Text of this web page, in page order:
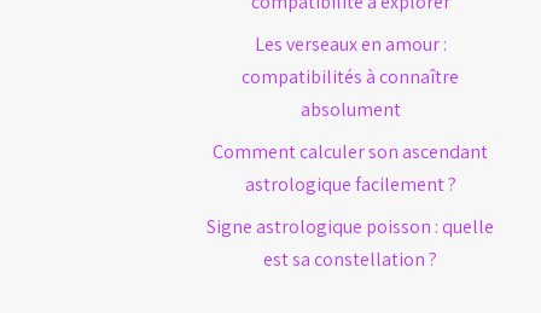
Les verseaux en amour :
compatibilités à connaître
absolument
Comment calculer son ascendant
astrologique facilement ?
Signe astrologique poisson : quelle
est sa constellation ?